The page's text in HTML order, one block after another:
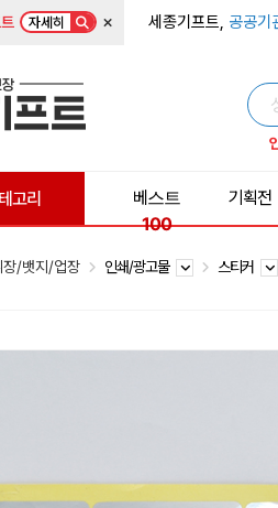
자세히 × 세종기프트, 공공기
고리
베스트
100
기획전
장/뱃지/업장 인쇄/광고물 스티커